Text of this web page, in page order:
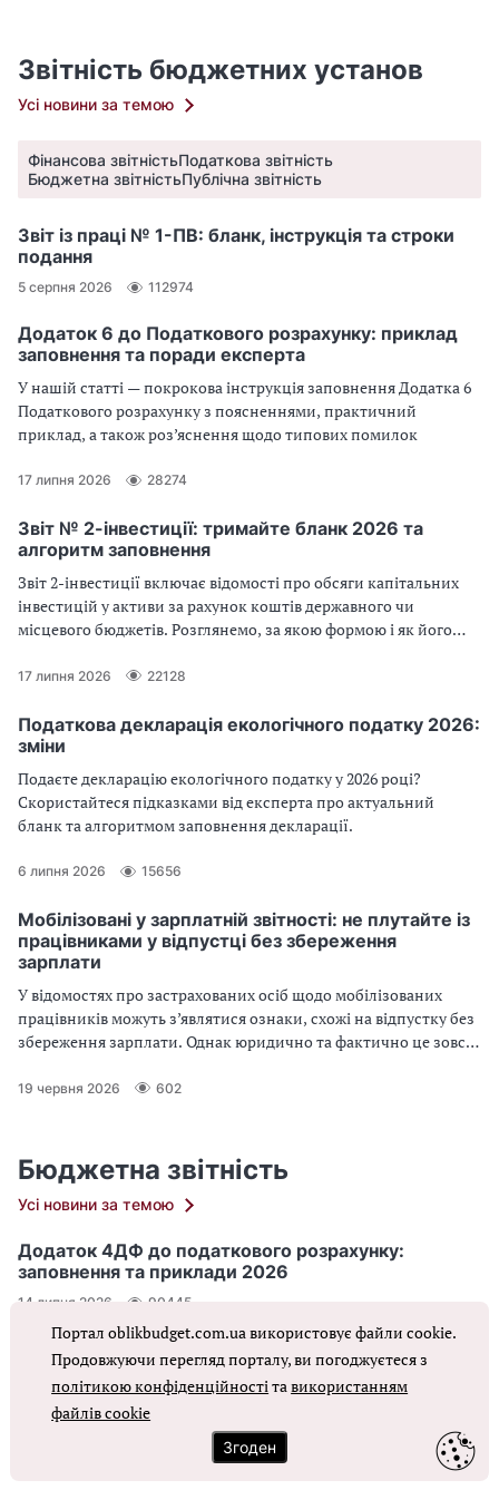
Звітність бюджетних установ
Усі новини за темою
Фінансова звітністьПодаткова звітність
Бюджетна звітністьПублічна звітність
Звіт із праці № 1-ПВ: бланк, інструкція та строки
подання
5 серпня 2026 112974
Додаток 6 до Податкового розрахунку: приклад
заповнення та поради експерта
У нашій статті — покрокова інструкція заповнення Додатка 6
Податкового розрахунку з поясненнями, практичний
приклад, а також роз’яснення щодо типових помилок
17 липня 2026 28274
Звіт № 2-інвестиції: тримайте бланк 2026 та
алгоритм заповнення
Звіт 2-інвестиції включає відомості про обсяги капітальних
інвестицій у активи за рахунок коштів державного чи
місцевого бюджетів. Розглянемо, за якою формою і як його
17 липня 2026 22128
Податкова декларація екологічного податку 2026:
зміни
Подаєте декларацію екологічного податку у 2026 році?
Скористайтеся підказками від експерта про актуальний
бланк та алгоритмом заповнення декларації.
6 липня 2026 15656
Мобілізовані у зарплатній звітності: не плутайте із
працівниками у відпустці без збереження
зарплати
У відомостях про застрахованих осіб щодо мобілізованих
працівників можуть з’являтися ознаки, схожі на відпустку без
збереження зарплати. Однак юридично та фактично це зовсім
19 червня 2026 602
Бюджетна звітність
Усі новини за темою
Додаток 4ДФ до податкового розрахунку:
заповнення та приклади 2026
14 липня 2026 90445
Звіт №1-послуги (квартальна): інструкція та новий
бланк 2026
У 2026 році звіт 1-послуги подається за новою формою. Як
змінився та як заповнити цей статистичний звіт? Завантажте
новий бланк, скористайтеся покроковою інструкцією —
Портал oblikbudget.com.ua використовує файли cookie.
Продовжуючи перегляд порталу, ви погоджуєтеся з
політикою конфіденційностітавикористанням
файлів cookie
Згоден